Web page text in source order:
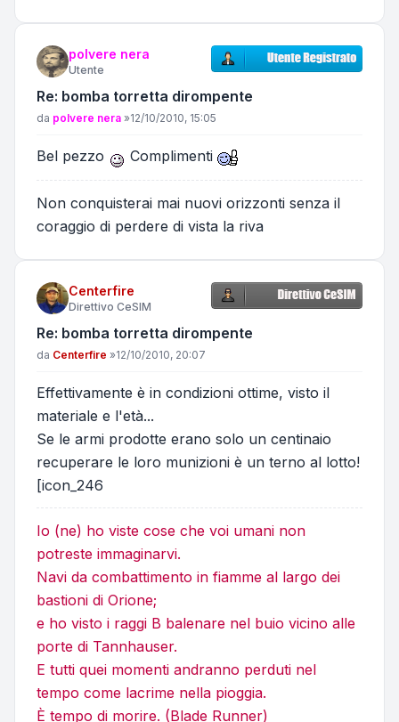
polvere nera
Utente
Re: bomba torretta dirompente
Messaggio
da polvere nera »12/10/2010, 15:05
Bel pezzo Complimenti
Non conquisterai mai nuovi orizzonti senza il
coraggio di perdere di vista la riva
Centerfire
Direttivo CeSIM
Re: bomba torretta dirompente
Messaggio
da Centerfire »12/10/2010, 20:07
Effettivamente è in condizioni ottime, visto il
materiale e l'età...
Se le armi prodotte erano solo un centinaio
recuperare le loro munizioni è un terno al lotto!
[icon_246
Io (ne) ho viste cose che voi umani non
potreste immaginarvi.
Navi da combattimento in fiamme al largo dei
bastioni di Orione;
e ho visto i raggi B balenare nel buio vicino alle
porte di Tannhauser.
E tutti quei momenti andranno perduti nel
tempo come lacrime nella pioggia.
È tempo di morire. (Blade Runner)